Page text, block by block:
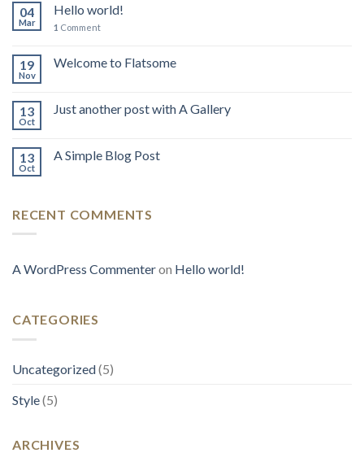
04
Mar
Hello world!
1 Comment
19
Nov
Welcome to Flatsome
13
Oct
Just another post with A Gallery
13
Oct
A Simple Blog Post
RECENT COMMENTS
A WordPress Commenteron Hello world!
CATEGORIES
Uncategorized(5)
Style(5)
ARCHIVES